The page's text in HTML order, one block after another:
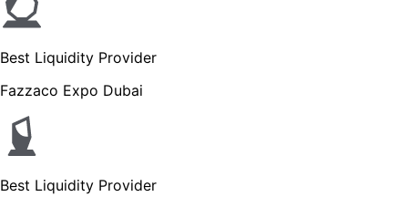
Best Liquidity Provider
Fazzaco Expo Dubai
Best Liquidity Provider